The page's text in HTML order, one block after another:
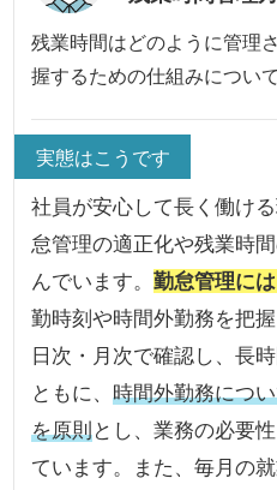
残業時間はどのように管理
握するための仕組みについ
実態はこうです
社員が安心して長く働け
怠管理の適正化や残業時
んでいます。勤怠管理に
勤時刻や時間外勤務を把
日次・月次で確認し、長
ともに、時間外勤務につ
を原則とし、業務の必要
ています。また、毎月の